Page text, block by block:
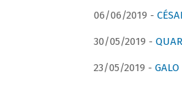
06/06/2019 -
30/05/2019 -
23/05/2019 -